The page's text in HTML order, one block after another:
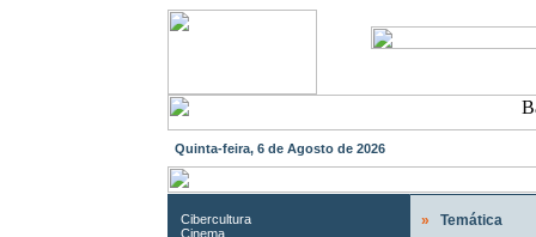
Quinta-feira, 6 de Agosto de 2026
Cibercultura
Cinema
» Temática